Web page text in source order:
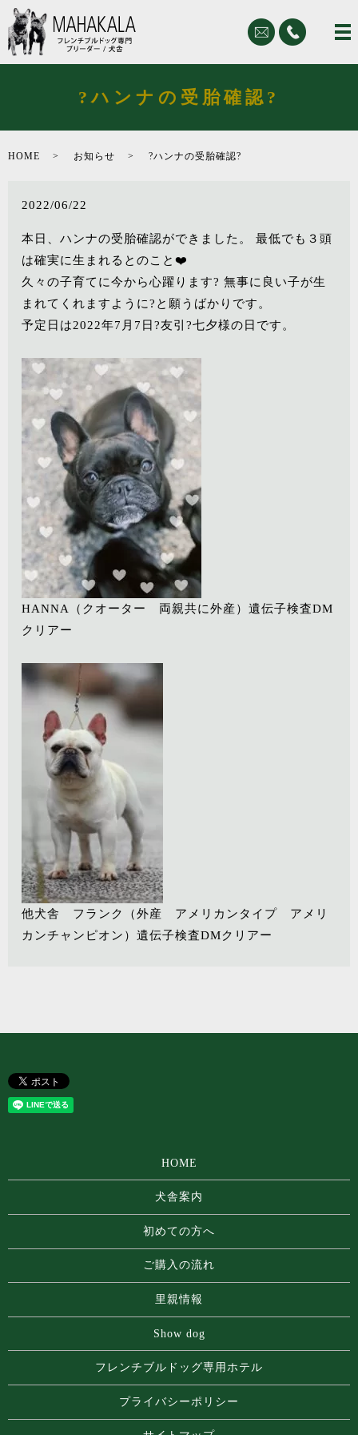
?ハンナの受胎確認?
HOME お知らせ ?ハンナの受胎確認?
2022/06/22
本日、ハンナの受胎確認ができました。 最低でも３頭
は確実に生まれるとのこと❤️
久々の子育てに今から心躍ります? 無事に良い子が生
まれてくれますように?と願うばかりです。
予定日は2022年7月7日?友引?七夕様の日です。
HANNA（クオーター 両親共に外産）遺伝子検査DM
クリアー
他犬舎 フランク（外産 アメリカンタイプ アメリ
カンチャンピオン）遺伝子検査DMクリアー
HOME
犬舎案内
初めての方へ
ご購入の流れ
里親情報
Show dog
フレンチブルドッグ専⽤ホテル
プライバシーポリシー